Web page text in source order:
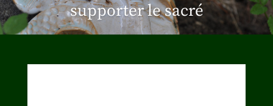
supporter le sacré